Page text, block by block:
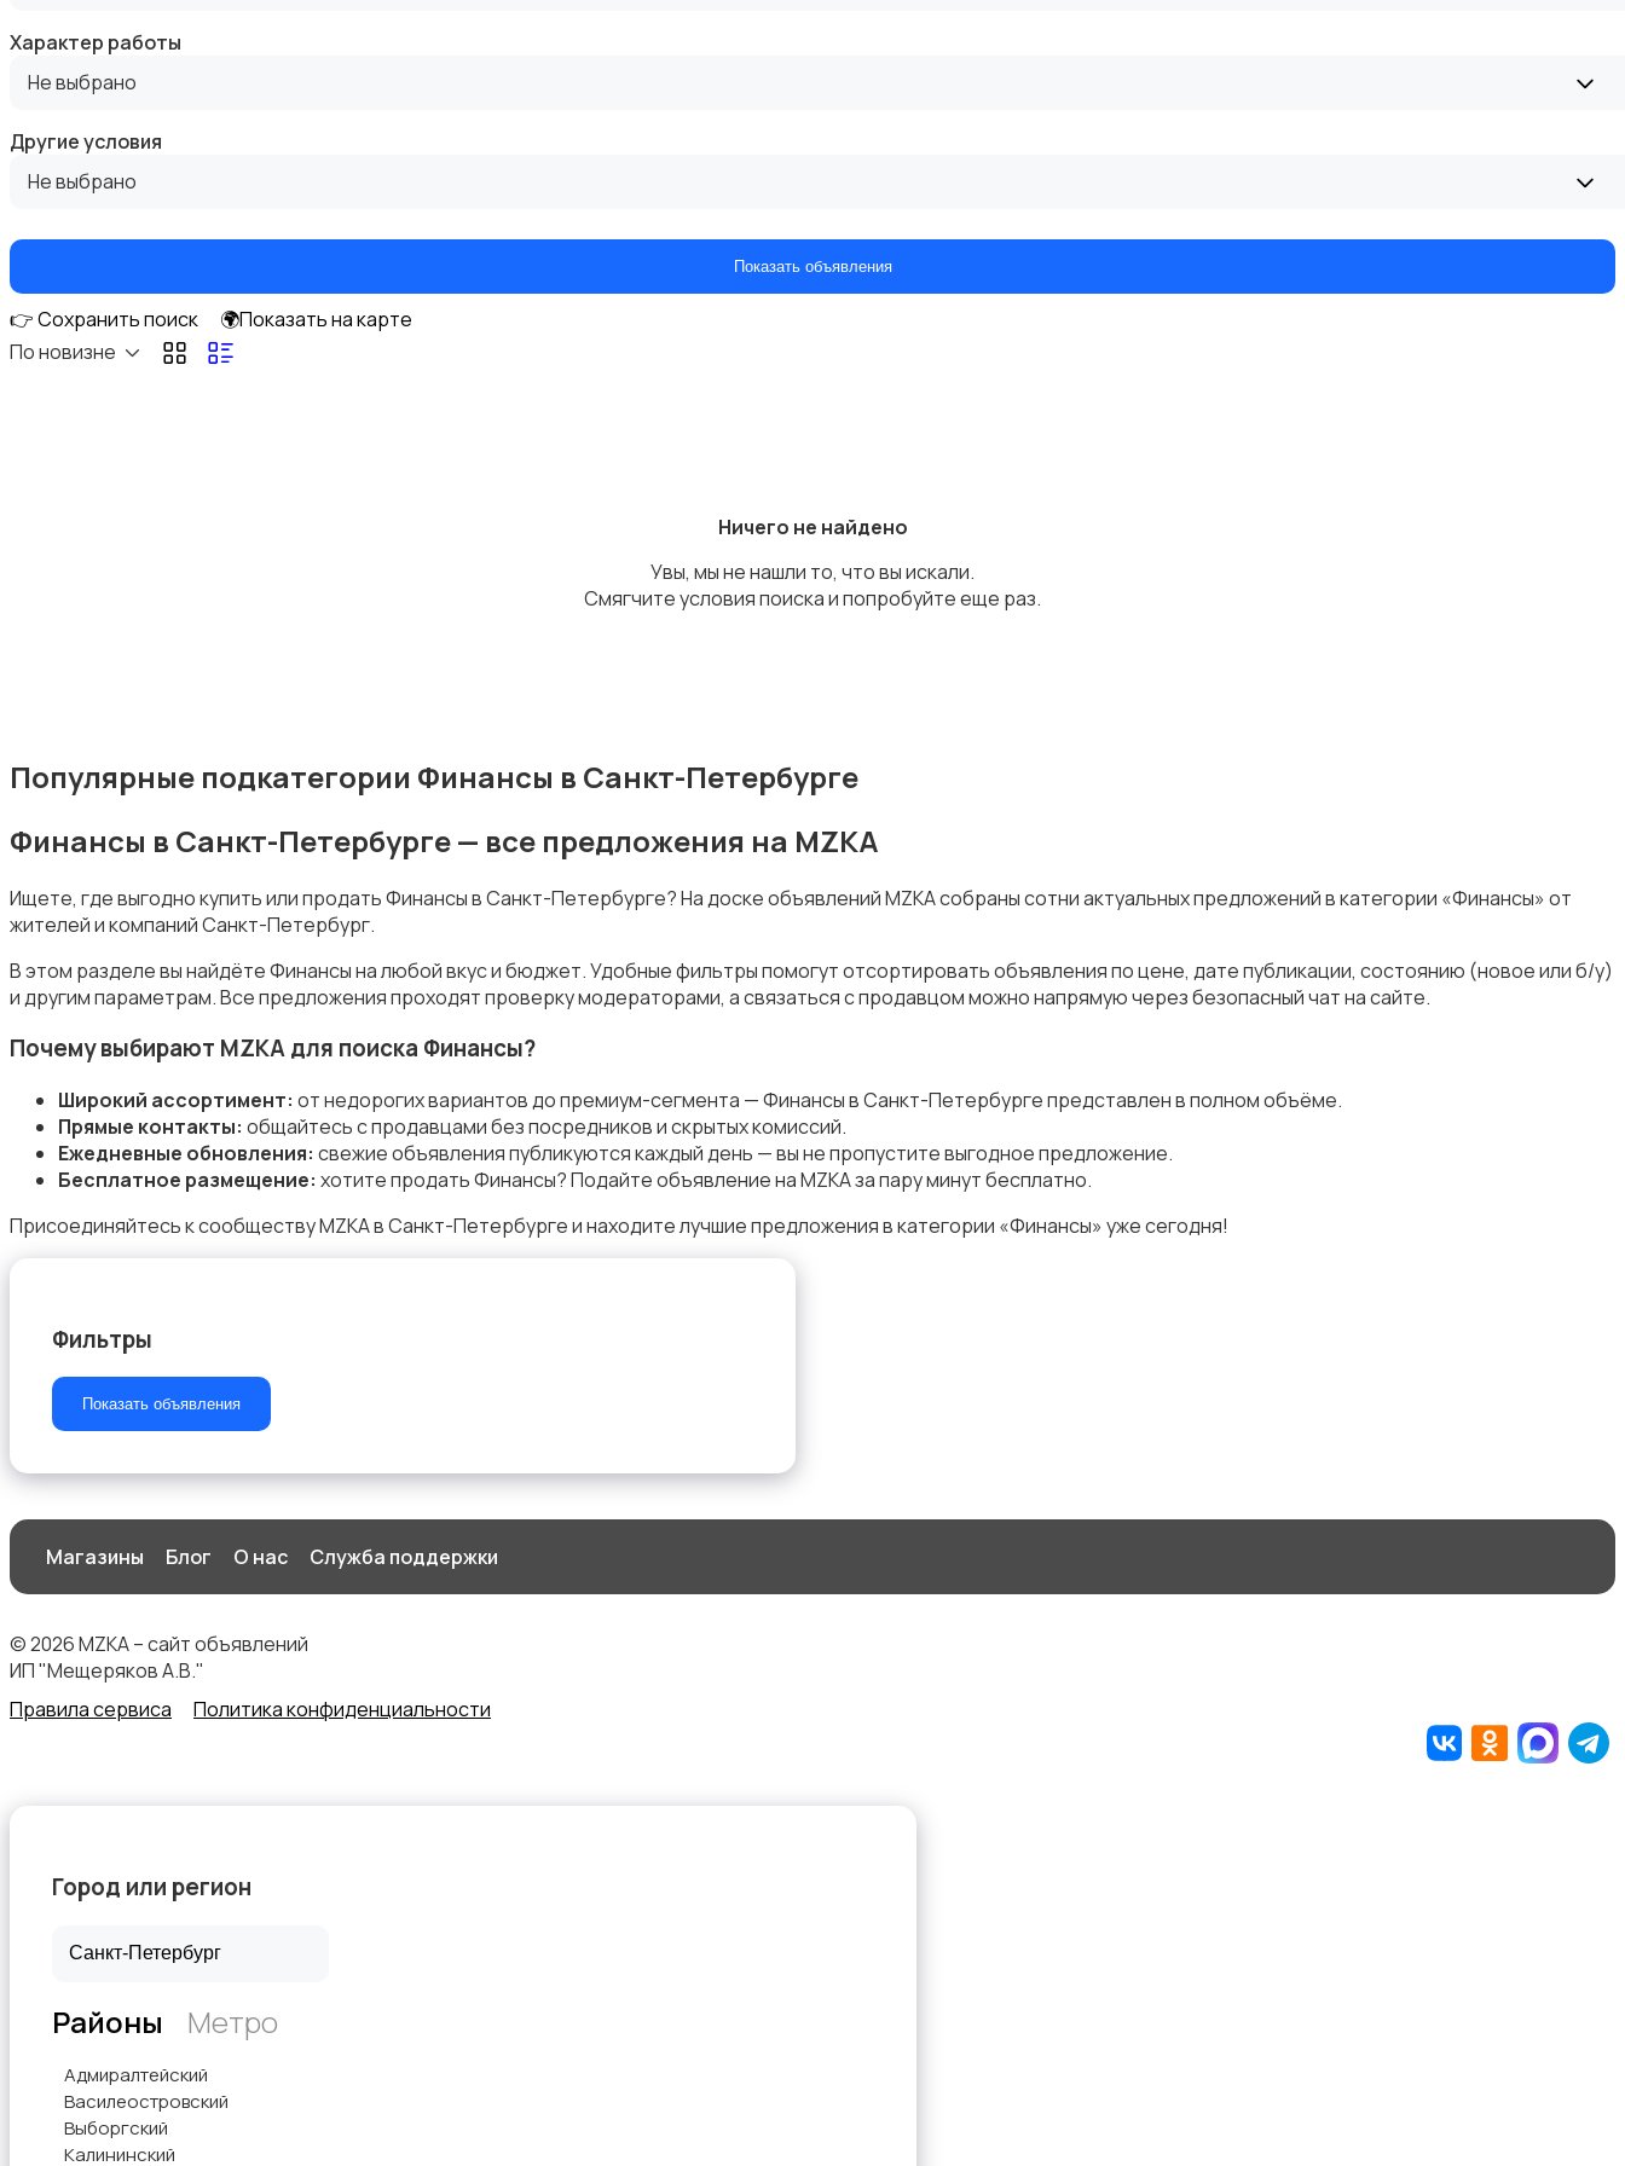
Госслужба
Добыча сырья, энергетика
Информационные технологии
Искусство и развлечения
Магазины
Маркетинг и реклама
Начало карьеры
Образование и наука
Офисный персонал
Характер работы
Не выбрано
Другие условия
Не выбрано
Показать объявления
👉 Сохранить поиск
🌍Показать на карте
По новизне
Ничего не найдено
Увы, мы не нашли то, что вы искали.
Смягчите условия поиска и попробуйте еще раз.
Популярные подкатегории Финансы в Санкт-Петербурге
Финансы в Санкт-Петербурге — все предложения на MZKA
Ищете, где выгодно купить или продать Финансы в Санкт-Петербурге? На доске объявлений MZKA собраны сотни актуальных предложений в категории «Финансы» от
жителей и компаний Санкт-Петербург.
В этом разделе вы найдёте Финансы на любой вкус и бюджет. Удобные фильтры помогут отсортировать объявления по цене, дате публикации, состоянию (новое или б/у)
и другим параметрам. Все предложения проходят проверку модераторами, а связаться с продавцом можно напрямую через безопасный чат на сайте.
Почему выбирают MZKA для поиска Финансы?
Широкий ассортимент: от недорогих вариантов до премиум-сегмента — Финансы в Санкт-Петербурге представлен в полном объёме.
Прямые контакты: общайтесь с продавцами без посредников и скрытых комиссий.
Ежедневные обновления: свежие объявления публикуются каждый день — вы не пропустите выгодное предложение.
Бесплатное размещение: хотите продать Финансы? Подайте объявление на MZKA за пару минут бесплатно.
Присоединяйтесь к сообществу MZKA в Санкт-Петербурге и находите лучшие предложения в категории «Финансы» уже сегодня!
Фильтры
Показать объявления
Магазины Блог О нас Служба поддержки
© 2026 MZKA – сайт объявлений
ИП "Мещеряков А.В."
Правила сервиса
Политика конфиденциальности
Город или регион
Районы Метро
Адмиралтейский
Василеостровский
Выборгский
Калининский